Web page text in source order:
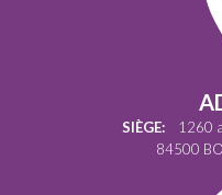
SIÈGE: 1260
84500